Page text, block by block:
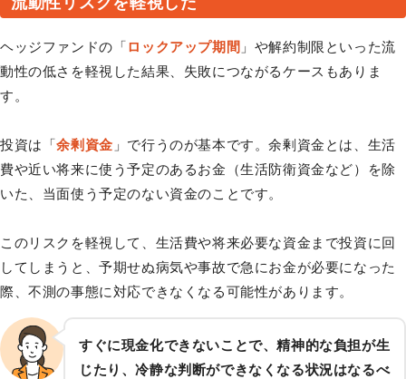
ヘッジファンドの「ロックアップ期間 」や解約制限といった流
動性の低さを軽視した結果、失敗につながるケースもありま
す。
投資は「余剰資金 」で行うのが基本です。余剰資金とは、生活
費や近い将来に使う予定のあるお金（生活防衛資金など）を除
いた、当面使う予定のない資金のことです。
このリスクを軽視して、生活費や将来必要な資金まで投資に回
してしまうと、予期せぬ病気や事故で急にお金が必要になった
際、不測の事態に対応できなくなる可能性があります。
すぐに現金化できないことで、精神的な負担が生
じたり、冷静な判断ができなくなる状況はなるべ